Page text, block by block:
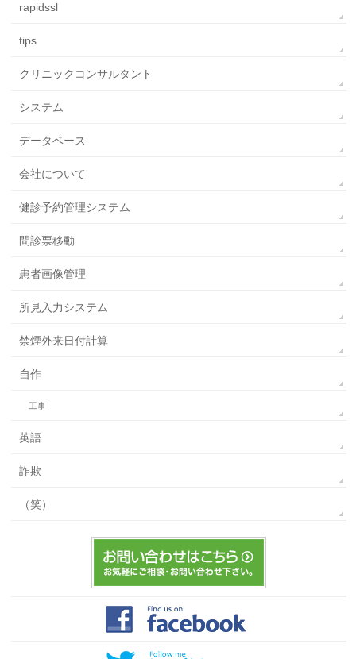
rapidssl
tips
クリニックコンサルタント
システム
データベース
会社について
健診予約管理システム
問診票移動
患者画像管理
所見入力システム
禁煙外来日付計算
自作
工事
英語
詐欺
（笑）